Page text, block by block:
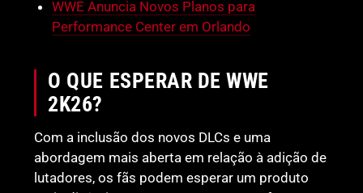
WWE Anuncia Novos Planos para
Performance Center em Orlando
O QUE ESPERAR DE WWE
2K26?
Com a inclusão dos novos DLCs e uma
abordagem mais aberta em relação à adição de
lutadores, os fãs podem esperar um produto